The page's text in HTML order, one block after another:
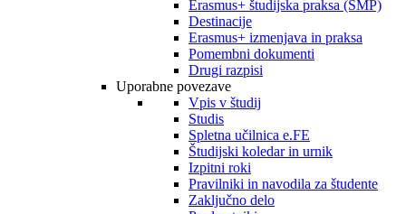
Erasmus+ študijska praksa (SMP)
Destinacije
Erasmus+ izmenjava in praksa
Pomembni dokumenti
Drugi razpisi
Uporabne povezave
Vpis v študij
Studis
Spletna učilnica e.FE
Študijski koledar in urnik
Izpitni roki
Pravilniki in navodila za študente
Zaključno delo